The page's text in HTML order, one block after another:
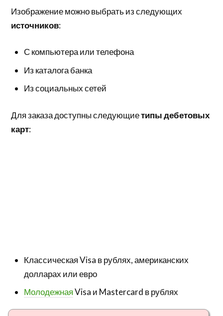
Изображение можно выбрать из следующих
источников:
С компьютера или телефона
Из каталога банка
Из социальных сетей
Для заказа доступны следующиетипы дебетовых
карт:
Классическая Visa в рублях, американских
долларах или евро
МолодежнаяVisa и Mastercard в рублях